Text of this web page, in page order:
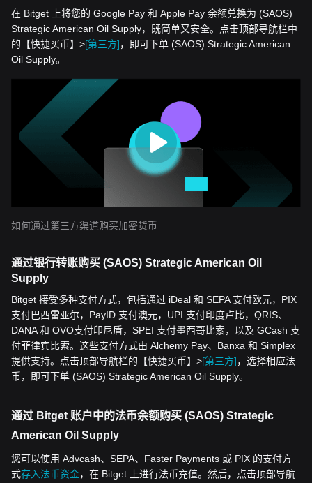
在 Bitget 上将您的 Google Pay 和 Apple Pay 余额兑换为 (SAOS)
Strategic American Oil Supply，既简单又安全。点击顶部导航栏中
的【快捷买币】>[第三方]，即可下单 (SAOS) Strategic American
Oil Supply。
如何通过第三方渠道购买加密货币
通过银行转账购买 (SAOS) Strategic American Oil
Supply
Bitget 接受多种支付方式，包括通过 iDeal 和 SEPA 支付欧元，PIX
支付巴西雷亚尔，PayID 支付澳元，UPI 支付印度卢比，QRIS、
DANA 和 OVO支付印尼盾，SPEI 支付墨西哥比索，以及 GCash 支
付菲律宾比索。这些支付方式由 Alchemy Pay、Banxa 和 Simplex
提供支持。点击顶部导航栏的【快捷买币】>[第三方]，选择相应法
币，即可下单 (SAOS) Strategic American Oil Supply。
通过 Bitget 账户中的法币余额购买 (SAOS) Strategic
American Oil Supply
您可以使用 Advcash、SEPA、Faster Payments 或 PIX 的支付方
式存入法币资金，在 Bitget 上进行法币充值。然后，点击顶部导航